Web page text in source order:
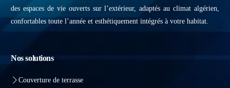
des espaces de vie ouverts sur l’extérieur, adaptés au climat algérien,
confortables toute l’année et esthétiquement intégrés à votre habitat.
Nos solutions
Couverture de terrasse